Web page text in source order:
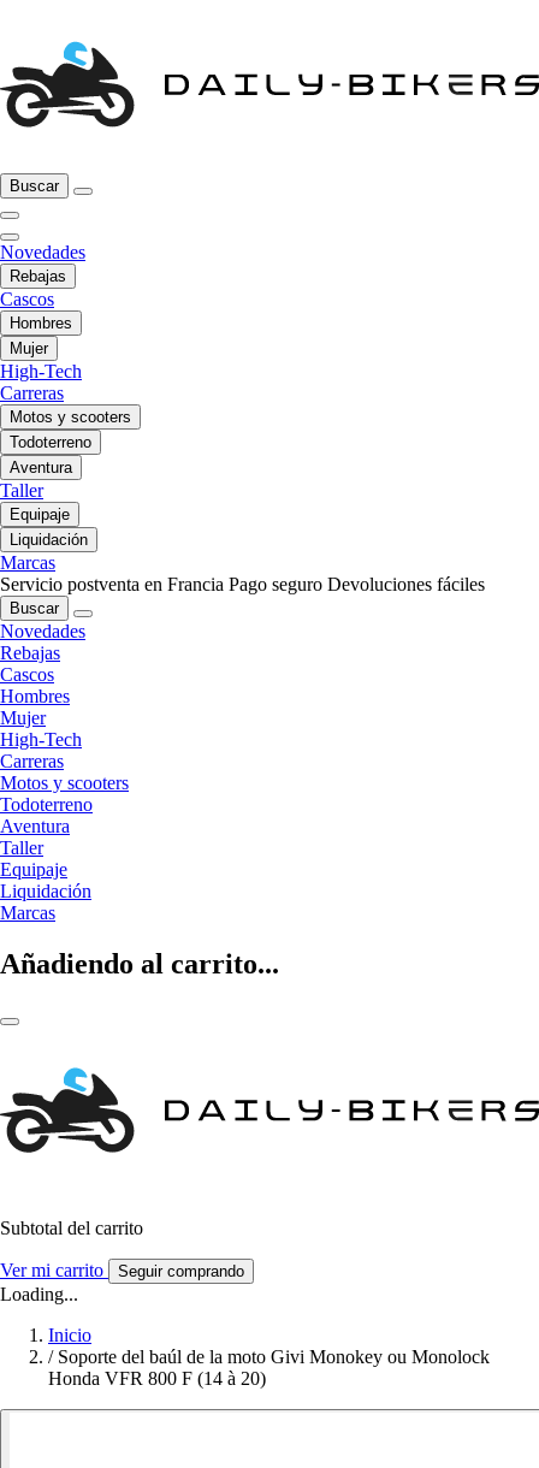
Buscar
Novedades
Rebajas
Cascos
Hombres
Mujer
High-Tech
Carreras
Motos y scooters
Todoterreno
Aventura
Taller
Equipaje
Liquidación
Marcas
Servicio postventa en Francia Pago seguro Devoluciones fáciles
Buscar
Novedades
Rebajas
Cascos
Hombres
Mujer
High-Tech
Carreras
Motos y scooters
Todoterreno
Aventura
Taller
Equipaje
Liquidación
Marcas
Añadiendo al carrito...
Subtotal del carrito
Ver mi carrito Seguir comprando
Loading...
Inicio
/ Soporte del baúl de la moto Givi Monokey ou Monolock
Honda VFR 800 F (14 à 20)